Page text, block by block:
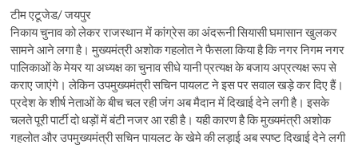
टीम एटूजेड/ जयपुर
निकाय चुनाव को लेकर राजस्थान में कांग्रेस का अंदरूनी सियासी घमासान खुलकर
सामने आने लगा है। मुख्यमंत्री अशोक गहलोत ने फैसला किया है कि नगर निगम नगर
पालिकाओं के मेयर या अध्यक्ष का चुनाव सीधे यानी प्रत्यक्ष के बजाय अप्रत्यक्ष रूप से
कराए जाएंगे। लेकिन उपमुख्यमंत्री सचिन पायलट ने इस पर सवाल खड़े कर दिए हैं।
प्रदेश के शीर्ष नेताओं के बीच चल रही जंग अब मैदान में दिखाई देने लगी है। इसके
चलते पूरी पार्टी दो धड़ों में बंटी नजर आ रही है। यही कारण है कि मुख्यमंत्री अशोक
गहलोत और उपमुख्यमंत्री सचिन पायलट के ​खेमे की लड़ाई अब स्पष्ट दिखाई देने लगी